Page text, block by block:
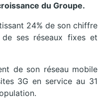
du Groupe.
24% de son chiffre
de ses réseaux fixes et
de son réseau mobile
3G en service au 31